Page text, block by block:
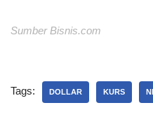
Sumber Bisnis.com
Tags: DOLLAR KURS